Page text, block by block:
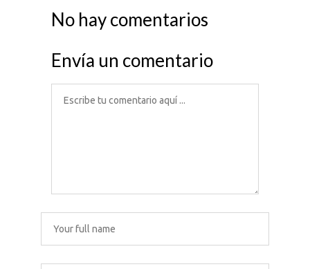
No hay comentarios
Envía un comentario